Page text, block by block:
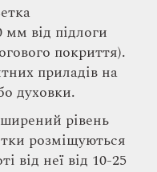
мм від підлоги
покриття).
приладів на
духовки.
рівень
розміщуються
від неї від 10-25